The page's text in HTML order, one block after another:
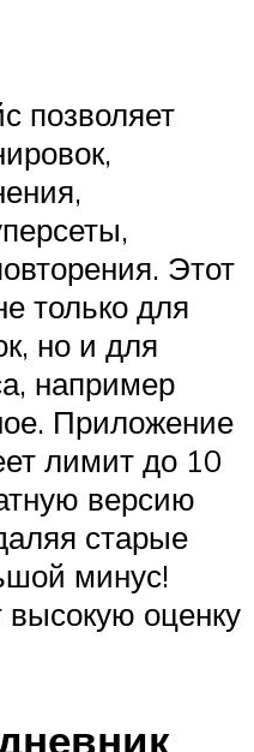
позволяет
Этот
только для
но и для
например
Приложение
лимит до 10
версию
старые
минус!
оценку